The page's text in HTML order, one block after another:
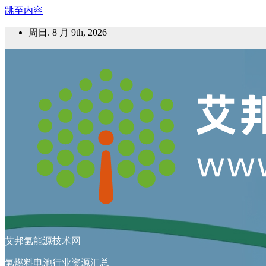
跳至内容
周日. 8 月 9th, 2026
艾邦氢能源技术网
氢燃料电池行业资源汇总